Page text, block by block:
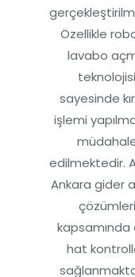
Özellikle
lavabo
teknolojisi
sayesinde
işlemi
edilmektedir.
Ankara gider
çözümleri
kapsamında
hat